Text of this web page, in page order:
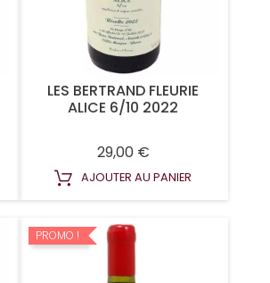
LES BERTRAND FLEURIE
ALICE 6/10 2022
29,00 €Prix
AJOUTER AU PANIER
PROMO !